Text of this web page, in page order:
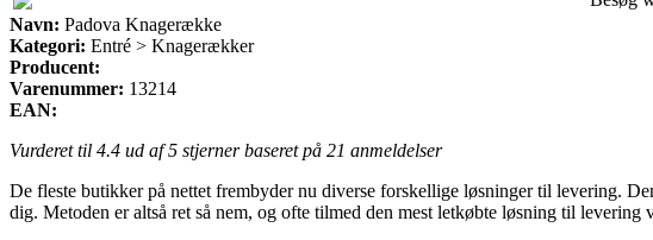
Navn: Padova Knagerække
Kategori: Entré > Knagerækker
Producent:
Varenummer: 13214
EAN:
Vurderet til 4.4 ud af 5 stjerner baseret på 21 anmeldelser
De fleste butikker på nettet frembyder nu diverse forskellige løsninger til levering.
dig. Metoden er altså ret så nem, og ofte tilmed den mest letkøbte løsning til